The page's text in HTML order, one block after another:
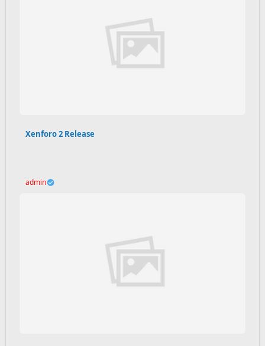
Xenforo 2 Release
admin